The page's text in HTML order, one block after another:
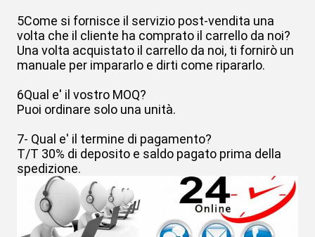
5Come si fornisce il servizio post-vendita una
volta che il cliente ha comprato il carrello da noi?
Una volta acquistato il carrello da noi, ti fornirò un
manuale per impararlo e dirti come ripararlo.
6Qual e' il vostro MOQ?
Puoi ordinare solo una unità.
7- Qual e' il termine di pagamento?
T/T 30% di deposito e saldo pagato prima della
spedizione.